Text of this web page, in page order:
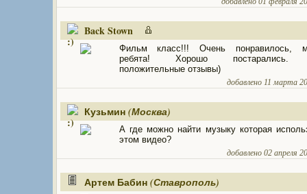
Back Stown
Фильм класс!!! Очень понравилось,
ребята! Хорошо постарались.
положительные отзывы)
добавлено 11 марта
Кузьмин (Москва)
А где можно найти музыку которая
этом видео?
добавлено 02 апреля
Артем Бабин (Ставрополь)